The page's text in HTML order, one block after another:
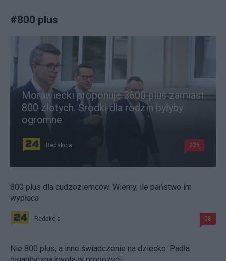
#800 plus
Morawiecki proponuje 3600 plus zamiast
800 złotych. Środki dla rodzin byłyby
ogromne
Redakcja 225
800 plus dla cudzoziemców. Wiemy, ile państwo im
wypłaca
Redakcja 58
Nie 800 plus, a inne świadczenie na dziecko. Padła